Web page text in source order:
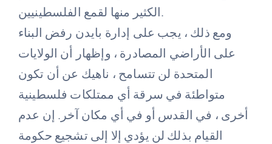
الكثير منها لقمع الفلسطينيين.
ومع ذلك ، يجب على إدارة بايدن رفض البناء
على الأراضي المصادرة ، وإظهار أن الولايات
المتحدة لن تتسامح ، ناهيك عن أن تكون
متواطئة في سرقة أي ممتلكات فلسطينية
أخرى ، في القدس أو في أي مكان آخر. إن عدم
القيام بذلك لن يؤدي إلا إلى تشجيع حكومة